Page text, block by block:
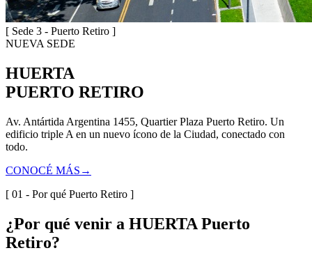
[ Sede 3 - Puerto Retiro ]
NUEVA SEDE
HUERTA
PUERTO RETIRO
Av. Antártida Argentina 1455, Quartier Plaza Puerto Retiro. Un
edificio triple A en un nuevo ícono de la Ciudad, conectado con
todo.
CONOCÉ MÁS →
[ 01 - Por qué Puerto Retiro ]
¿Por qué venir a HUERTA Puerto
Retiro?